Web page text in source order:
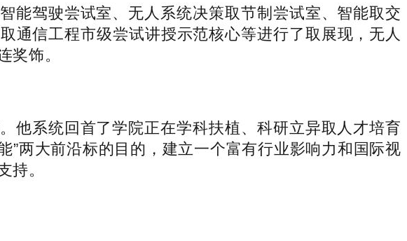
驾驶尝试室、无人系统决策取节制尝试室、智能取交
通信工程市级尝试讲授示范核心等进行了取展现，无人
奖饰。
系统回首了学院正在学科扶植、科研立异取人才培育
”两大前沿标的目的，建立一个富有行业影响力和国际视
持。